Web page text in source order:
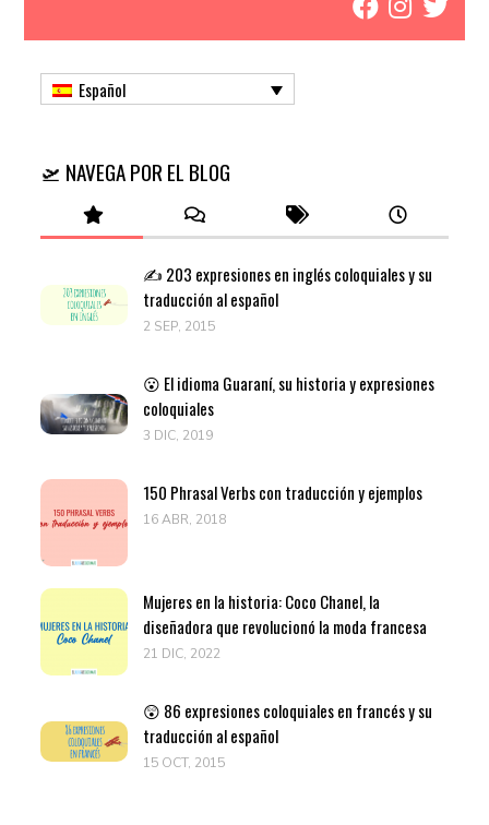
Español
🛫 NAVEGA POR EL BLOG
✍️ 203 expresiones en inglés coloquiales y su
traducción al español
2 SEP, 2015
😮 El idioma Guaraní, su historia y expresiones
coloquiales
3 DIC, 2019
150 Phrasal Verbs con traducción y ejemplos
16 ABR, 2018
Mujeres en la historia: Coco Chanel, la
diseñadora que revolucionó la moda francesa
21 DIC, 2022
😲 86 expresiones coloquiales en francés y su
traducción al español
15 OCT, 2015